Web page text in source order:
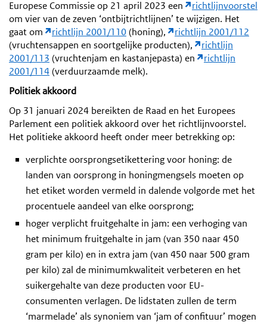
Europese Commissie op 21 april 2023 een
richtlijnvoorstel
om vier van de zeven ‘ontbijtrichtlijnen’ te wijzigen. Het
gaat om
richtlijn 2001/110(honing),
richtlijn 2001/112
(vruchtensappen en soortgelijke producten),
richtlijn
2001/113 (vruchtenjam en kastanjepasta) en
richtlijn
2001/114(verduurzaamde melk).
Politiek akkoord
Op 31 januari 2024 bereikten de Raad en het Europees
Parlement een politiek akkoord over het richtlijnvoorstel.
Het politieke akkoord heeft onder meer betrekking op:
verplichte oorsprongsetikettering voor honing: de
landen van oorsprong in honingmengsels moeten op
het etiket worden vermeld in dalende volgorde met het
procentuele aandeel van elke oorsprong;
hoger verplicht fruitgehalte in jam: een verhoging van
het minimum fruitgehalte in jam (van 350 naar 450
gram per kilo) en in extra jam (van 450 naar 500 gram
per kilo) zal de minimumkwaliteit verbeteren en het
suikergehalte van deze producten voor EU-
consumenten verlagen. De lidstaten zullen de term
‘marmelade’ als synoniem van ‘jam of confituur’ mogen